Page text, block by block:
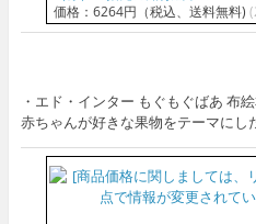
価格：6264円（税込、送料無料)
・エド・インター もぐもぐばあ 布
赤ちゃんが好きな果物をテーマにし